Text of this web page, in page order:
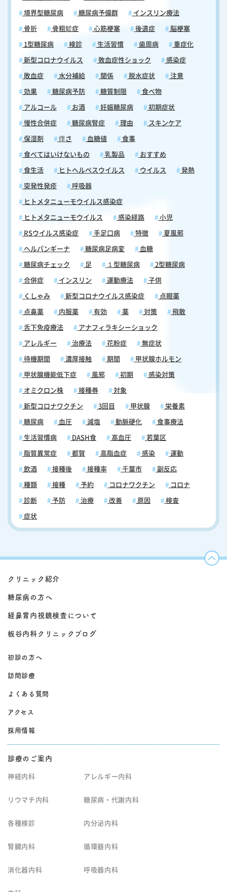
境界型糖尿病 糖尿病予備群 インスリン療法
骨折 骨粗鬆症 心筋梗塞 後遺症 脳梗塞
1型糖尿病 検診 生活習慣 歯周病 重症化
新型コロナウイルス 敗血症性ショック 感染症
敗血症 水分補給 関係 脱水症状 注意
効果 糖尿病予防 糖質制限 食べ物
アルコール お酒 妊娠糖尿病 初期症状
慢性合併症 糖尿病腎症 理由 スキンケア
保湿剤 痒さ 血糖値 食事
食べてはいけないもの 乳製品 おすすめ
食生活 ヒトヘルペスウイルス ウイルス 発熱
突発性発疹 呼吸器
ヒトメタニューモウイルス感染症
ヒトメタニューモウイルス 感染経路 小児
RSウイルス感染症 手足口病 特徴 夏風邪
ヘルパンギーナ 糖尿病足病変 血糖
糖尿病チェック 足 １型糖尿病 2型糖尿病
合併症 インスリン 運動療法 子供
くしゃみ 新型コロナウイルス感染症 点眼薬
点鼻薬 内服薬 有効 薬 対策 飛散
舌下免疫療法 アナフィラキシーショック
アレルギー 治療法 花粉症 無症状
待機期間 濃厚接触 期間 甲状腺ホルモン
甲状腺機能低下症 風邪 初期 感染対策
オミクロン株 接種券 対象
新型コロナワクチン 3回目 甲状腺 栄養素
糖尿病 血圧 減塩 動脈硬化 食事療法
生活習慣病 DASH食 高血圧 若葉区
脂質異常症 都賀 高脂血症 感染 運動
飲酒 接種後 接種率 千葉市 副反応
種類 接種 予約 コロナワクチン コロナ
診断 予防 治療 改善 原因 検査
症状
クリニック紹介
糖尿病の方へ
経鼻胃内視鏡検査について
板谷内科クリニックブログ
初診の方へ
訪問診療
よくある質問
アクセス
採用情報
診療のご案内
神経内科 アレルギー内科
リウマチ内科 糖尿病・代謝内科
各種検診 内分泌内科
腎臓内科 循環器内科
消化器内科 呼吸器内科